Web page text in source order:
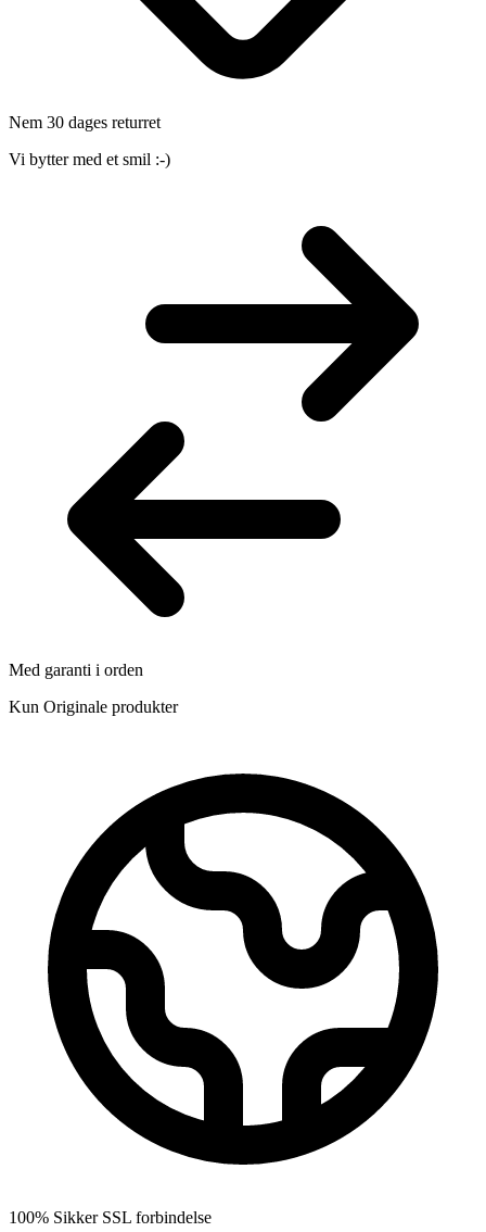
Nem 30 dages returret
Vi bytter med et smil :-)
Med garanti i orden
Kun Originale produkter
100% Sikker SSL forbindelse